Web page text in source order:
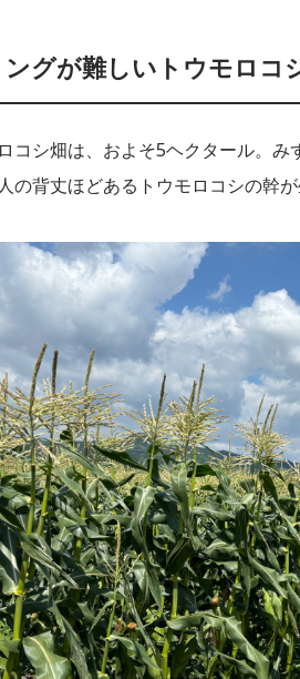
グが難しいトウモロコ
コシ畑は、およそ5ヘクタール。
の背丈ほどあるトウモロコシの幹